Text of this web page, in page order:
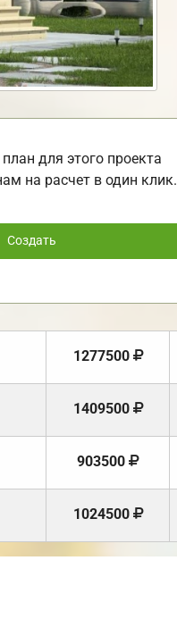
для этого проекта
на расчет в один клик.
Создать
1277500
1409500
903500
1024500